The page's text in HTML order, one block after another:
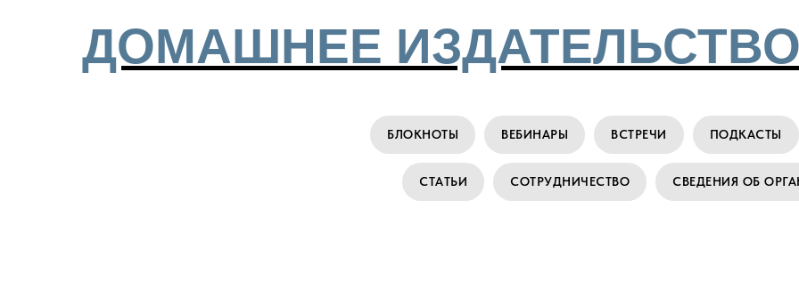
ДОМАШНЕЕ ИЗДАТЕЛЬСТВО
БЛОКНОТЫ ВЕБИНАРЫ ВСТРЕЧИ ПОДКАСТЫ
СТАТЬИ СОТРУДНИЧЕСТВО СВЕДЕНИЯ ОБ